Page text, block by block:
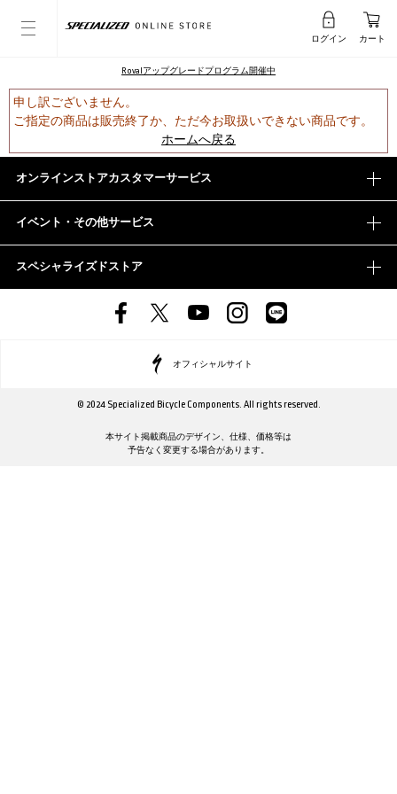
ログイン カート
Rovalアップグレードプログラム開催中
申し訳ございません。
ご指定の商品は販売終了か、ただ今お取扱いできない商品です。
ホームへ戻る
オンラインストアカスタマーサービス
イベント・その他サービス
スペシャライズドストア
オフィシャルサイト
© 2024 Specialized Bicycle Components. All rights reserved.
本サイト掲載商品のデザイン、仕様、価格等は
予告なく変更する場合があります。